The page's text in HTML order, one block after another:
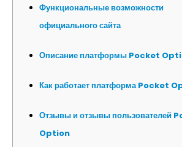
Функциональные возможности
официального сайта
Описание платформы Pocket
Как работает платформа Pocket
Отзывы и отзывы пользователей
Option